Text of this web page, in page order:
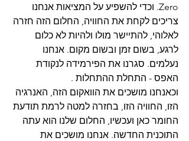
Zero. וכדי להשפיע על המציאות אנחנו
צריכים לקחת את החוויה, החלום הזה חזרה
לאלוהי, להתיישר מולו ולהיות לא כלום
לרגע, בשום זמן ובשום מקום. אנחנו
נעלמים. סגרנו את הפירמידה לנקודת
האפס - התחלת ההתחלות .
וכאנחנו מושכים את הוואקום הזה, האנרגיה
הזו, החוויה הזו, בחזרה למטה לרמת תודעת
החומר כאן ועכשיו, החלום שלנו הוא עתה
התוכנית החדשה. אנחנו מושכים את